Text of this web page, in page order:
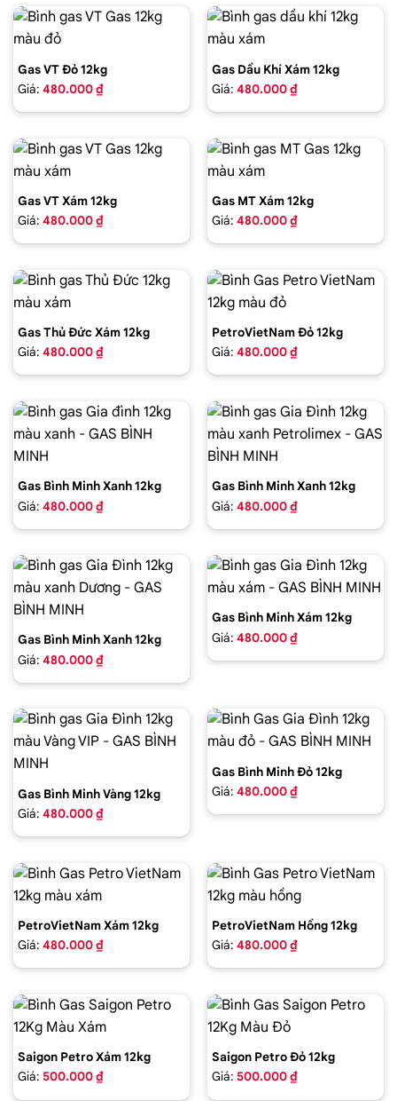
Gas VT Đỏ 12kg
Giá: 480.000 ₫
Gas Dầu Khí Xám 12kg
Giá: 480.000 ₫
Gas VT Xám 12kg
Giá: 480.000 ₫
Gas MT Xám 12kg
Giá: 480.000 ₫
Gas Thủ Đức Xám 12kg
Giá: 480.000 ₫
PetroVietNam Đỏ 12kg
Giá: 480.000 ₫
Gas Bình Minh Xanh 12kg
Giá: 480.000 ₫
Gas Bình Minh Xanh 12kg
Giá: 480.000 ₫
Gas Bình Minh Xanh 12kg
Giá: 480.000 ₫
Gas Bình Minh Xám 12kg
Giá: 480.000 ₫
Gas Bình Minh Vàng 12kg
Giá: 480.000 ₫
Gas Bình Minh Đỏ 12kg
Giá: 480.000 ₫
PetroVietNam Xám 12kg
Giá: 480.000 ₫
PetroVietNam Hồng 12kg
Giá: 480.000 ₫
Saigon Petro Xám 12kg
Giá: 500.000 ₫
Saigon Petro Đỏ 12kg
Giá: 500.000 ₫